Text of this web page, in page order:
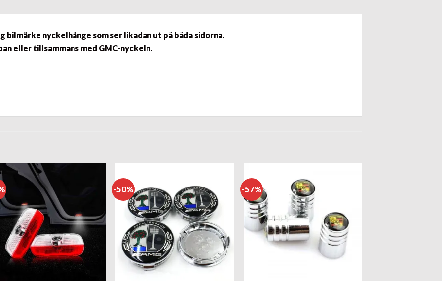
bilmärke nyckelhänge som ser likadan ut på båda sidorna.
eller tillsammans med GMC-nyckeln.
-50% -57%